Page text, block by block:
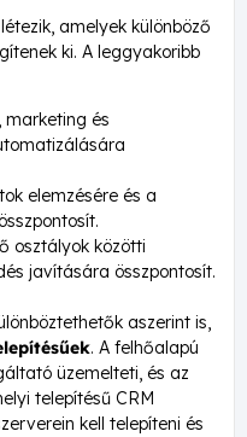
amelyek különböző
ki. A leggyakoribb
marketing és
elemzésére és a
osztályok közötti
javítására összpontosít.
aszerint is,
. A felhőalapú
üzemelteti, és az
telepítésű CRM
kell telepíteni és